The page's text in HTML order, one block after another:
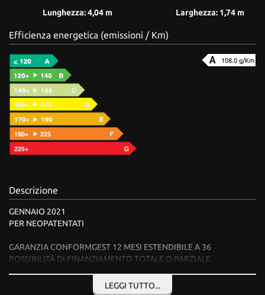
Lunghezza: 4,04 m Larghezza: 1,74 m
Efficienza energetica (emissioni / Km)
108.0 g/Km
Descrizione
GENNAIO 2021
PER NEOPATENTATI
GARANZIA CONFORMGEST 12 MESI ESTENDIBILE A 36
POSSIBILITÀ DI FINANZIAMENTO TOTALE O PARZIALE
LEGGI TUTTO...